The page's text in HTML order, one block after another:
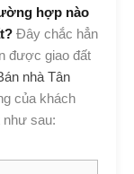
hợp nào
Đây chắc hẳn
được giao đất
nhà Tân
của khách
như sau: